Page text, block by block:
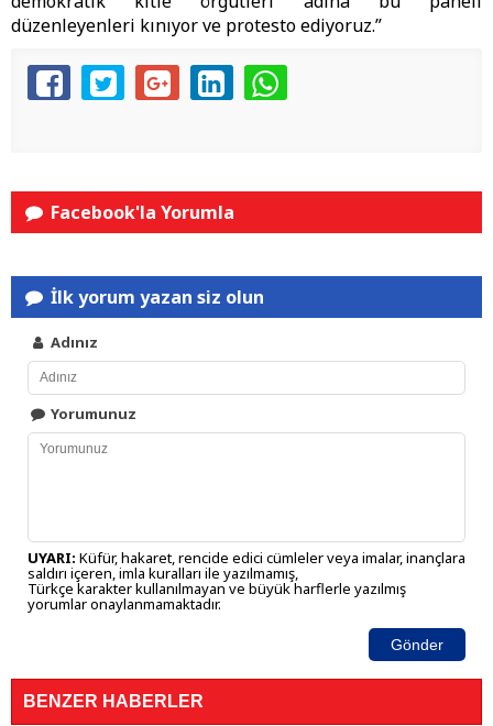
düzenleyenleri kınıyor ve protesto ediyoruz.”
Facebook'la Yorumla
İlk yorum yazan siz olun
Adınız
Yorumunuz
UYARI: Küfür, hakaret, rencide edici cümleler veya imalar, inançlara
saldırı içeren, imla kuralları ile yazılmamış,
Türkçe karakter kullanılmayan ve büyük harflerle yazılmış
yorumlar onaylanmamaktadır.
Gönder
BENZER HABERLER